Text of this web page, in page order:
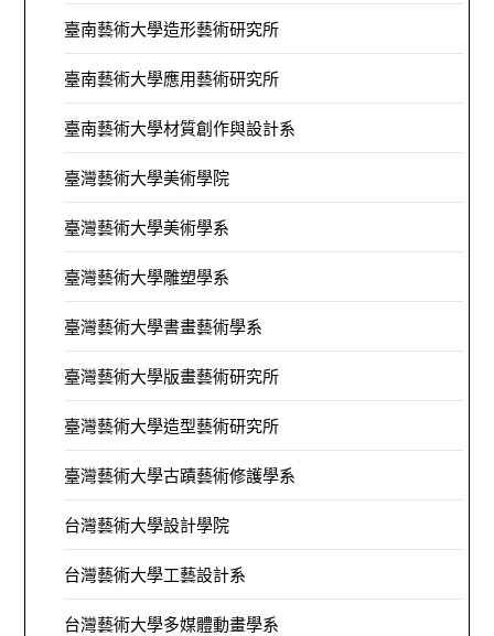
臺南藝術大學造形藝術研究所
臺南藝術大學應用藝術研究所
臺南藝術大學材質創作與設計系
臺灣藝術大學美術學院
臺灣藝術大學美術學系
臺灣藝術大學雕塑學系
臺灣藝術大學書畫藝術學系
臺灣藝術大學版畫藝術研究所
臺灣藝術大學造型藝術研究所
臺灣藝術大學古蹟藝術修護學系
台灣藝術大學設計學院
台灣藝術大學工藝設計系
台灣藝術大學多媒體動畫學系